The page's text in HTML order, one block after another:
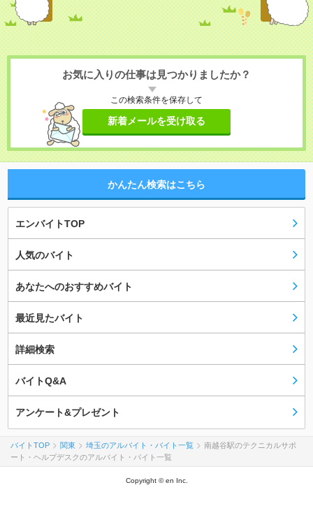
お気に入りの仕事は見つかりましたか？
この検索条件を保存して
新着メールを受け取る
かんたん検索はこちら
エンバイトTOP
人気のバイト
あなたへのおすすめバイト
最近見たバイト
詳細検索
バイトQ&A
アンケート&プレゼント
バイトTOP 関東 埼玉のアルバイト・バイト一覧
南越谷駅のテクニカルサポ
ート・ヘルプデスクのアルバイト・バイト一覧
Copyright © en Inc.